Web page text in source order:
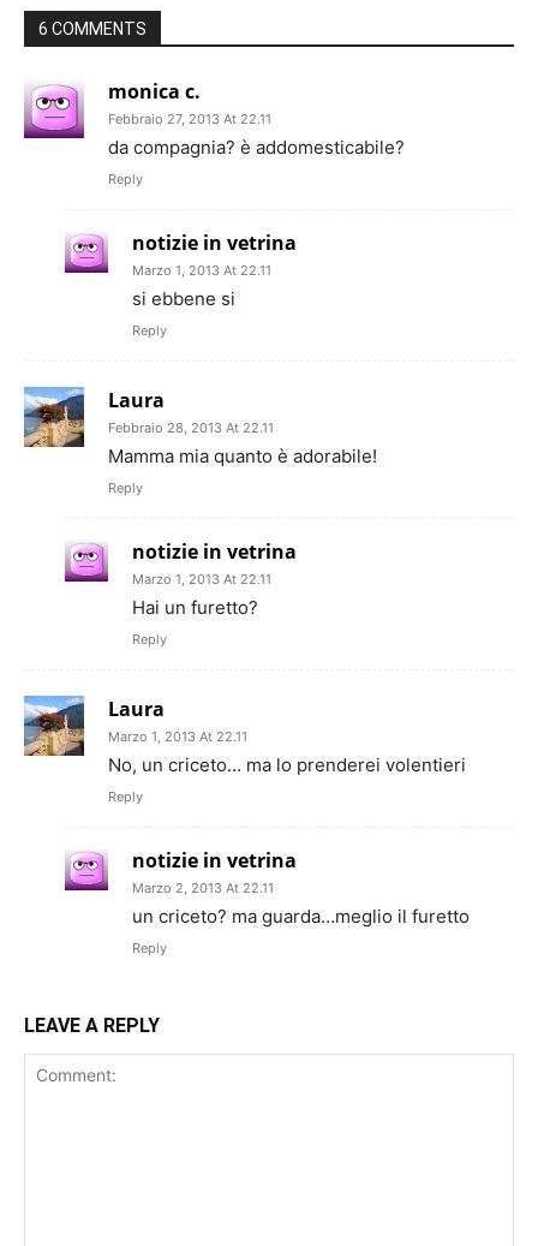
6 COMMENTS
monica c.
Febbraio 27, 2013 At 22.11
da compagnia? è addomesticabile?
Reply
notizie in vetrina
Marzo 1, 2013 At 22.11
si ebbene si
Reply
Laura
Febbraio 28, 2013 At 22.11
Mamma mia quanto è adorabile!
Reply
notizie in vetrina
Marzo 1, 2013 At 22.11
Hai un furetto?
Reply
Laura
Marzo 1, 2013 At 22.11
No, un criceto… ma lo prenderei volentieri
Reply
notizie in vetrina
Marzo 2, 2013 At 22.11
un criceto? ma guarda…meglio il furetto
Reply
LEAVE A REPLY